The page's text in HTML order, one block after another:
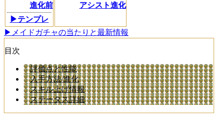
進化前
▶テンプレ
アシスト進化
▶メイドガチャの当たりと最新情報
目次
評価点と性能
入手方法/進化
スキル上げ情報
ステータス詳細